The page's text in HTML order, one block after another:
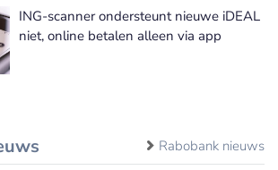
ING-scanner ondersteunt nieuwe iDEAL
niet, online betalen alleen via app
Rabobank nieuws